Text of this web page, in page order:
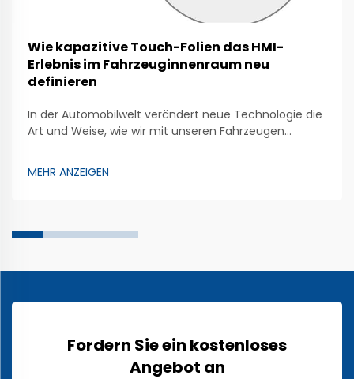
Wie kapazitive Touch-Folien das HMI-
Erlebnis im Fahrzeuginnenraum neu
definieren
In der Automobilwelt verändert neue Technologie die
Art und Weise, wie wir mit unseren Fahrzeugen
kapazitive Touch-Folie. Diese Folie wird in
Armaturenbrettern und Displays von Fahrzeugen
Berühren zu steuern...
MEHR ANZEIGEN
Fordern Sie ein kostenloses
Angebot an